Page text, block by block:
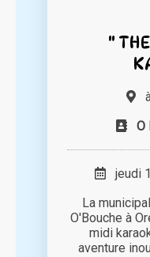
"
O
jeudi
La
O'Bouche à
midi
aventure